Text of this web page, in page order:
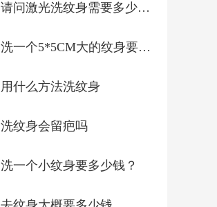
请问激光洗纹身需要多少钱，是怎么算的？激光洗纹身价格大概多少？
洗一个5*5CM大的纹身要多少钱？
用什么方法洗纹身
洗纹身会留疤吗
洗一个小纹身要多少钱？